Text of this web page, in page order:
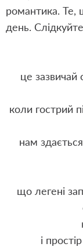
романтика. Те,
день.
це зазвичай
коли гострий
нам
що легені
і